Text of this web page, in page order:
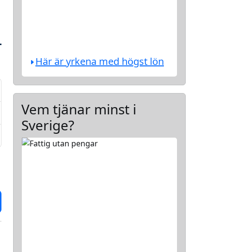
Här är yrkena med högst lön
Vem tjänar minst i
Sverige?